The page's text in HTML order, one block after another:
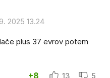
2025 13.24
plus 37 evrov potem
+8 13 5